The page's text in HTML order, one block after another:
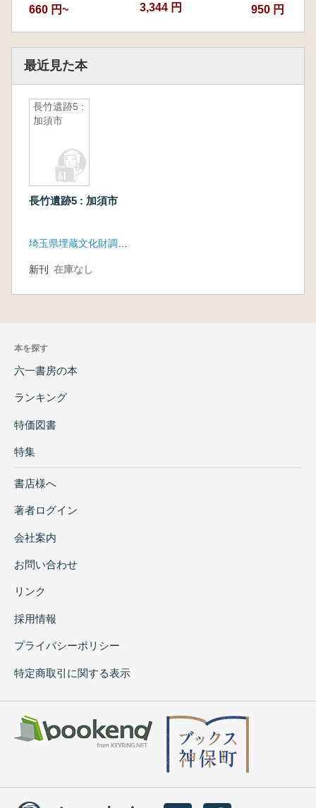
660 円~ 3,344 円 950 円
最近見た本
長竹遺跡5 :
加須市
長竹遺跡5 : 加須市
新刊 在庫なし
本を探す
六一書房の本
ランキング
特価図書
特集
書店様へ
著者ログイン
会社案内
お問い合わせ
リンク
採用情報
プライバシーポリシー
特定商取引に関する表示